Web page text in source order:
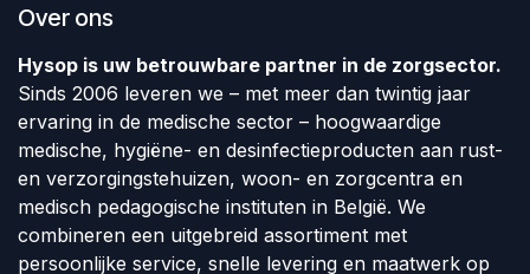
Over ons
Hysop is uw betrouwbare partner in de zorgsector.
Sinds 2006 leveren we – met meer dan twintig jaar
ervaring in de medische sector – hoogwaardige
medische, hygiëne- en desinfectieproducten aan rust-
en verzorgingstehuizen, woon- en zorgcentra en
medisch pedagogische instituten in België. We
combineren een uitgebreid assortiment met
persoonlijke service, snelle levering en maatwerk op